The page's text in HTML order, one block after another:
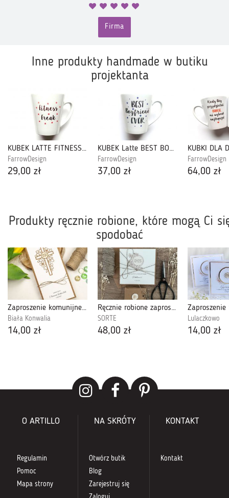
Firma
Inne produkty handmade w butiku
projektanta
KUBEK LATTE FITNESS FREAK
FarrowDesign
29,00 zł
KUBEK Latte BEST BOYFRIEND
FarrowDesign
37,00 zł
KUBKI DLA
FarrowDesign
64,00 zł
Produkty ręcznie robione, które mogą Ci
spodobać
Zaproszenie komunijne - wzór 8
Biała Konwalia
14,00 zł
Ręcznie robione zaproszenia komunijne 1
SORTE
48,00 zł
Lulaczkowo
14,00 zł
O ARTILLO
Regulamin
Pomoc
Mapa strony
NA SKRÓTY
Otwórz butik
Blog
Zarejestruj się
KONTAKT
Kontakt